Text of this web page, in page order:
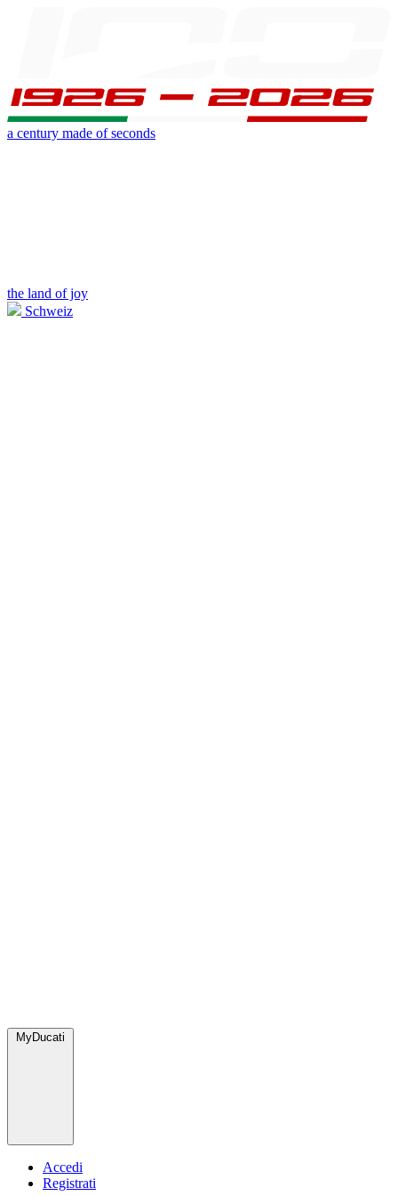
a century made of seconds
the land of joy
Schweiz
MyDucati
Accedi
Registrati